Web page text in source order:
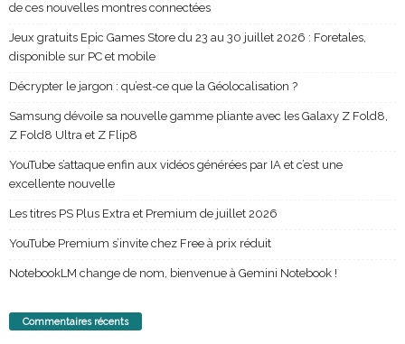
de ces nouvelles montres connectées
Jeux gratuits Epic Games Store du 23 au 30 juillet 2026 : Foretales,
disponible sur PC et mobile
Décrypter le jargon : qu’est-ce que la Géolocalisation ?
Samsung dévoile sa nouvelle gamme pliante avec les Galaxy Z Fold8,
Z Fold8 Ultra et Z Flip8
YouTube s’attaque enfin aux vidéos générées par IA et c’est une
excellente nouvelle
Les titres PS Plus Extra et Premium de juillet 2026
YouTube Premium s’invite chez Free à prix réduit
NotebookLM change de nom, bienvenue à Gemini Notebook !
Commentaires récents